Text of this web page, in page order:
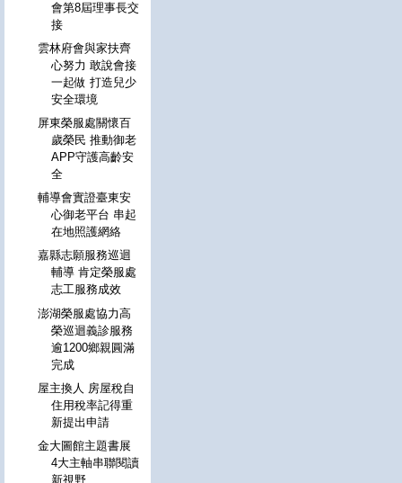
會第8屆理事長交
接
雲林府會與家扶齊
心努力 敢說會接
一起做 打造兒少
安全環境
屏東榮服處關懷百
歲榮民 推動御老
APP守護高齡安
全
輔導會實證臺東安
心御老平台 串起
在地照護網絡
嘉縣志願服務巡迴
輔導 肯定榮服處
志工服務成效
澎湖榮服處協力高
榮巡迴義診服務
逾1200鄉親圓滿
完成
屋主換人 房屋稅自
住用稅率記得重
新提出申請
金大圖館主題書展
4大主軸串聯閱讀
新視野